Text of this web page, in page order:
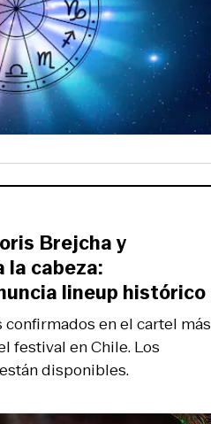
en el cartel más
festival en Chile. Los
disponibles.
Brejcha y
la cabeza:
lineup histórico